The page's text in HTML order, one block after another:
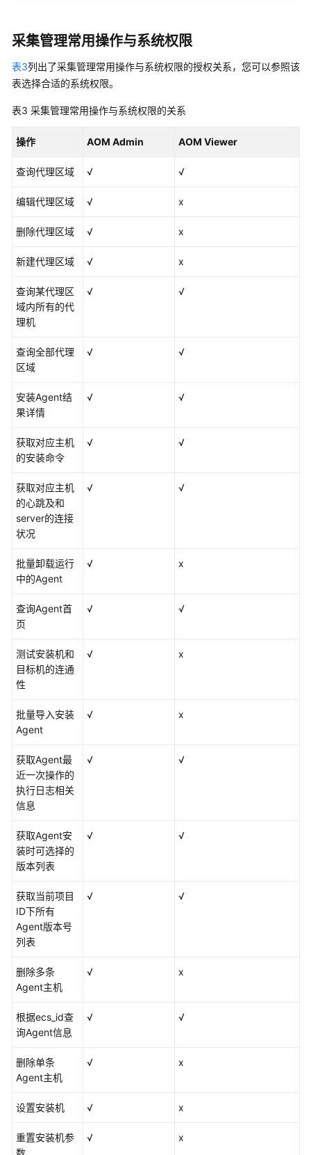
1.0
对
比
其
的
系
约
与
制
标
概
权
管
隐
明
速
入
通
授
予
使
的
权
限
全
概
接
AOM
入
版）
采集管理常用操作与系统权限
表3列出了采集管理常用操作与系统权限的授权关系，您可以参照该
表选择合适的系统权限。
表3 采集管理常用操作与系统权限的关系
操作 AOM Admin AOM Viewer
查询代理区域 √ √
编辑代理区域 √ x
删除代理区域 √ x
新建代理区域 √ x
查询某代理区
域内所有的代
理机
√ √
查询全部代理
区域
√ √
安装Agent结
果详情
√ √
获取对应主机
的安装命令
√ √
获取对应主机
的心跳及和
server的连接
状况
√ √
批量卸载运行
中的Agent
√ x
查询Agent首
页
√ √
测试安装机和
目标机的连通
性
√ x
批量导入安装
Agent
√ x
获取Agent最
近一次操作的
执行日志相关
信息
√ √
获取Agent安
装时可选择的
版本列表
√ √
获取当前项目
ID下所有
Agent版本号
列表
√ √
删除多条
Agent主机
√ x
根据ecs_id查
询Agent信息
√ √
删除单条
Agent主机
√ x
设置安装机 √ x
重置安装机参
数
√ x